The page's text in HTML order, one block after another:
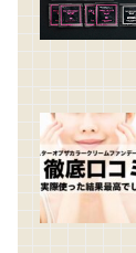
ムラなし！もろ
【20代実体験】正
メ